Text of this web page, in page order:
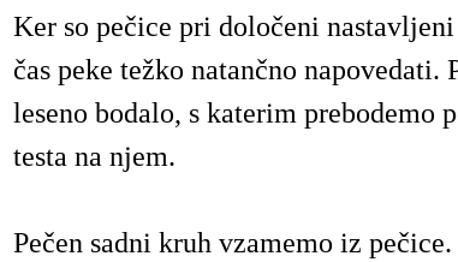
Ker so pečice pri določeni
čas peke težko natančno napovedati.
leseno bodalo, s katerim prebodemo
testa na njem.
Pečen sadni kruh vzamemo iz